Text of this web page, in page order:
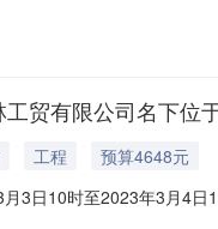
贸有限公司名下
工程
预算4648元
3日10时至2023年3月4